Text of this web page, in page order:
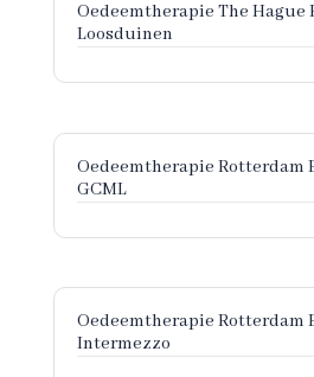
Oedeemtherapie The Hague
Loosduinen
Oedeemtherapie Rotterdam
GCML
Oedeemtherapie Rotterdam
Intermezzo